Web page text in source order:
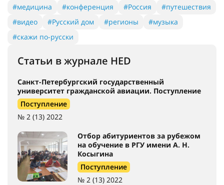
#медицина
#конференция #Россия
#путешествия
#видео
#Русский дом #регионы
#музыка
#скажи по-русски
Статьи в журнале HED
Санкт-Петербургский государственный
университет гражданской авиации. Поступление
Поступление
№ 2 (13) 2022
Отбор абитуриентов за рубежом
на обучение в РГУ имени А. Н.
Косыгина
Поступление
№ 2 (13) 2022